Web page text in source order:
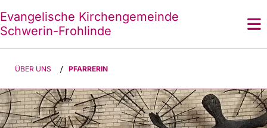
Evangelische Kirchengemeinde
Schwerin-Frohlinde
ÜBER UNS / PFARRERIN